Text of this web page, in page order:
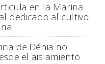
en la Marina
dedicado al cultivo
de Dénia no
el aislamiento